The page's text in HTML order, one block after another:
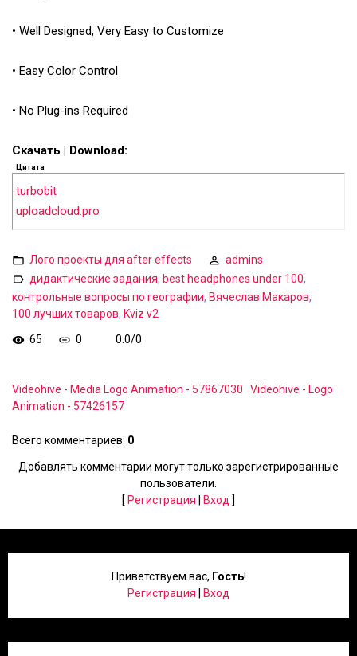
• Well Designed, Very Easy to Customize
• Easy Color Control
• No Plug-ins Required
Скачать | Download:
Цитата
turbobit
uploadcloud.pro
Лого проекты для after effects
admins
дидактические задания, best headphones under 100,
контрольные вопросы по географии, Вячеслав Макаров,
100 лучших товаров, Kviz v2
65
0 0.0/0
Videohive - Media Logo Animation - 57867030
Videohive - Logo
Animation - 57426157
Всего комментариев: 0
Добавлять комментарии могут только зарегистрированные
пользователи.
[ Регистрация Вход ]
Приветствуем вас, Гость!
Регистрация
Вход